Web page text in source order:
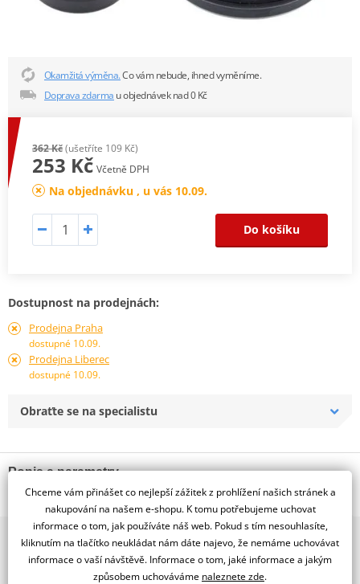
Okamžitá výměna.Co vám nebude, ihned vyměníme.
Doprava zdarma u objednávek nad 0 Kč
362 Kč(ušetříte 109 Kč)
253 Kč Včetně DPH
Na objednávku , u vás 10.09.
Do košíku
Dostupnost na prodejnách:
Prodejna Praha
dostupné 10.09.
Prodejna Liberec
dostupné 10.09.
Obraťte se na specialistu
Popis a parametry
Jsme autorizovaný
dealer značky WINDEROSA
Sada olejových těsnění motoru Winderosa zajišťuje spolehlivé
utěsnění a ochranu proti úniku oleje.
2x multibrand showroom
9 značek motocyklů, servis, oblečení, doplňky i náhradní
díly, to vše v Praze a Liberci
Chceme vám přinášet co nejlepší zážitek z prohlížení našich stránek a
nakupování na našem e-shopu. K tomu potřebujeme uchovat
informace o tom, jak používáte náš web. Pokud s tím nesouhlasíte,
kliknutím na tlačítko neukládat nám dáte najevo, že nemáme uchovávat
informace o vaší návštěvě. Informace o tom, jaké informace a jakým
způsobem uchováváme naleznete zde.